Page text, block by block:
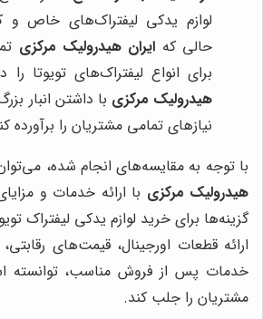
لوازم یدکی لیفتراک‌های خاص و
حالی که ایران هیدرولیک مرکزی
برای انواع لیفتراک‌های تویوتا
هیدرولیک مرکزی
نیازهای تمامی مشتریان را برآورده
با توجه به مقایسه‌های انجام شده،
هیدرولیک مرکزی با ارائه خدمات و
گزینه‌ها برای خرید لوازم یدکی لیفتراک
ارائه قطعات اورجینال، قیمت‌های
خدمات پس از فروش مناسب، توانسته
مشتریان را جلب کند.